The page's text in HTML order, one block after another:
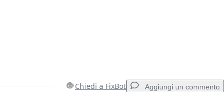
Chiedi a FixBot Aggiungi un commento